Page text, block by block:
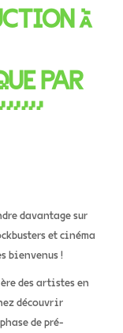
À
PAR
davantage sur
et cinéma
bienvenus !
des artistes en
découvrir
de pré-